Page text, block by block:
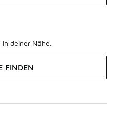
deiner Nähe.
FINDEN